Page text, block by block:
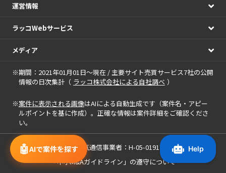
🤖AIで案件を探す
運営情報
ラッコWebサービス
メディア
※期間：2021年01月01日～現在 / 主要サイト売買サービス7社の公開
情報の日次集計（ ラッコ株式会社による自社調べ ）
※案件に表示される画像はAIによる自動生成です（案件名・アピー
ルポイントを基に作成）。正確な情報は案件詳細をご確認くださ
い。
届出電気通信事業者：H-05-01917
「中小M&Aガイドライン」の遵守について